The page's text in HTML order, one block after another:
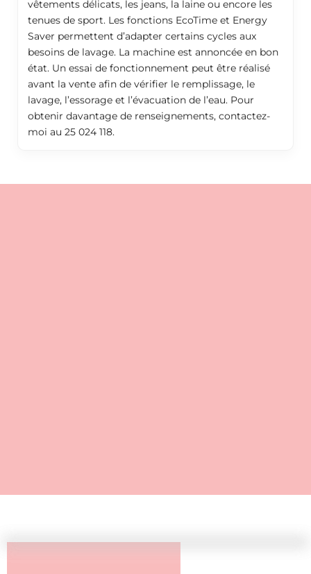
vêtements délicats, les jeans, la laine ou encore les
tenues de sport. Les fonctions EcoTime et Energy
Saver permettent d’adapter certains cycles aux
besoins de lavage. La machine est annoncée en bon
état. Un essai de fonctionnement peut être réalisé
avant la vente afin de vérifier le remplissage, le
lavage, l’essorage et l’évacuation de l’eau. Pour
obtenir davantage de renseignements, contactez-
moi au 25 024 118.